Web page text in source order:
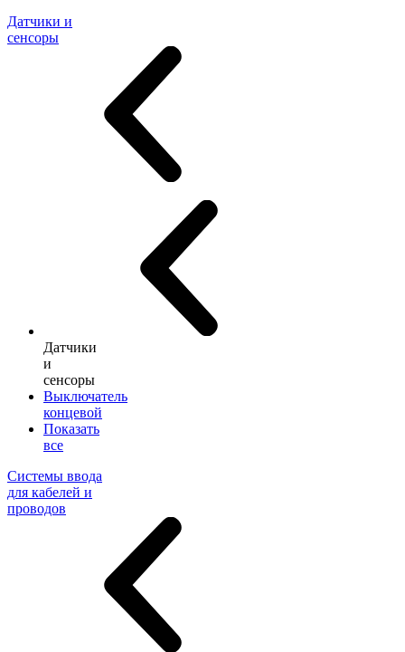
Датчики и
сенсоры
Датчики
и
сенсоры
Выключатель
концевой
Показать
все
Системы ввода
для кабелей и
проводов